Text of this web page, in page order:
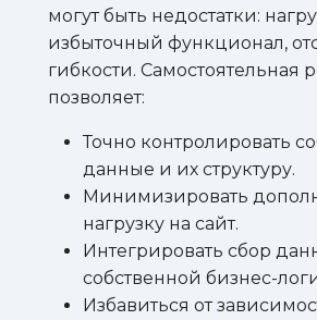
могут быть недостатки:
избыточный функционал,
гибкости. Самостоятельная
позволяет:
Точно контролировать
данные и их структуру.
Минимизировать
нагрузку на сайт.
Интегрировать сбор
собственной бизнес-
Избавиться от